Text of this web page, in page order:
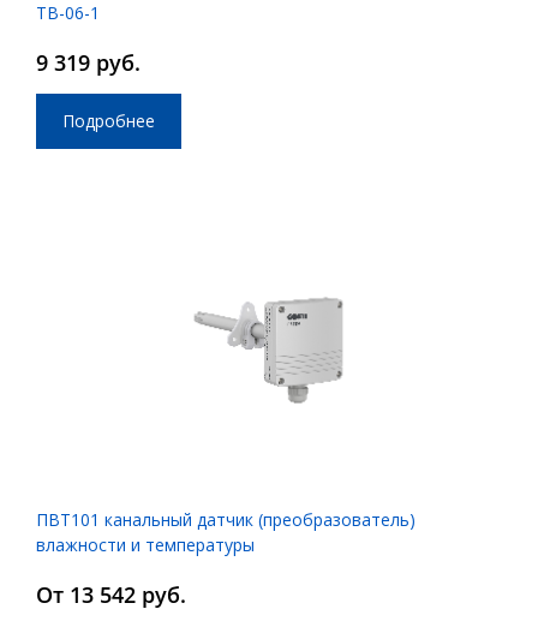
ТВ-06-1
9 319 руб.
Подробнее
ПВТ101 канальный датчик (преобразователь)
влажности и температуры
От 13 542 руб.